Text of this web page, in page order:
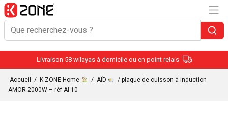
Livraison 58 wilayas à domicile ou en point relais
Accueil / K-ZONE Home / AÏD
/ plaque de cuisson à induction
AMOR 2000W – réf AI-10